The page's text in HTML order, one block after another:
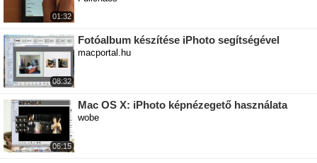
01:32
08:32
Fotóalbum készítése iPhoto segítségével
macportal.hu
06:15
Mac OS X: iPhoto képnézegető használata
wobe